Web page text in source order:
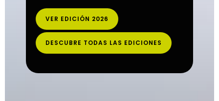
VER EDICIÓN 2026
DESCUBRE TODAS LAS EDICIONES